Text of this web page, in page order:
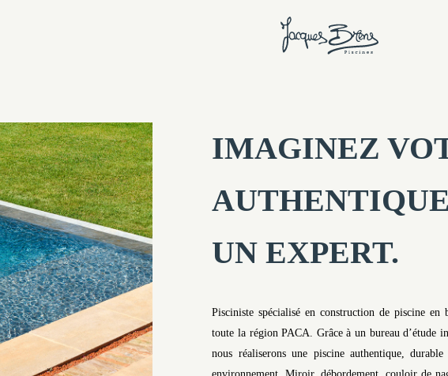
IMAGINEZ
UN EXPERT.
Pisciniste spécialisé en construction de piscine
toute la région PACA. Grâce à un bureau d’étude
nous réaliserons une piscine authentique,